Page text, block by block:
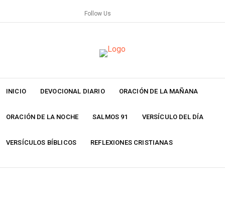
Follow Us
INICIO DEVOCIONAL DIARIO ORACIÓN DE LA MAÑANA
ORACIÓN DE LA NOCHE SALMOS 91 VERSÍCULO DEL DÍA
VERSÍCULOS BÍBLICOS REFLEXIONES CRISTIANAS